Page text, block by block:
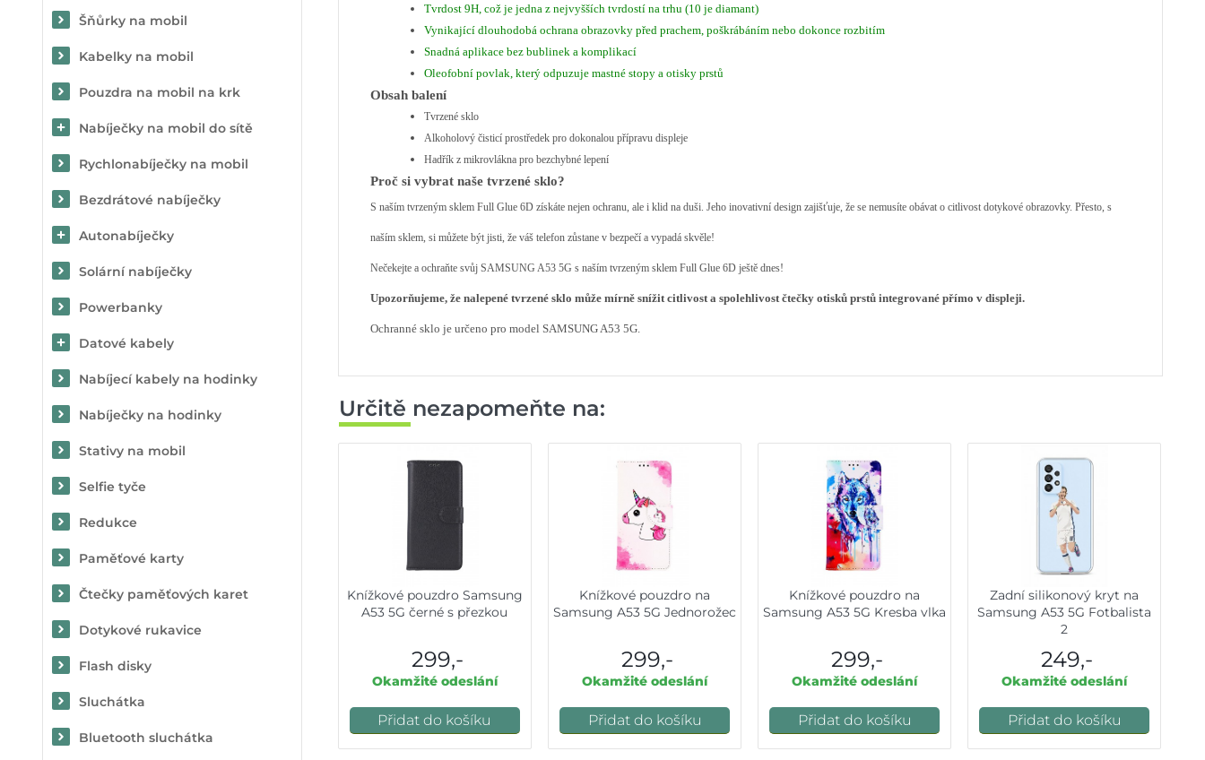
Šňůrky na mobil
Kabelky na mobil
Pouzdra na mobil na krk
Nabíječky na mobil do sítě
Rychlonabíječky na mobil
Bezdrátové nabíječky
Autonabíječky
Solární nabíječky
Powerbanky
Datové kabely
Nabíjecí kabely na hodinky
Nabíječky na hodinky
Stativy na mobil
Selfie tyče
Redukce
Paměťové karty
Čtečky paměťových karet
Dotykové rukavice
Flash disky
Sluchátka
Bluetooth sluchátka
Tvrdost 9H, což je jedna z nejvyšších tvrdostí na trhu (10 je diamant)
Vynikající dlouhodobá ochrana obrazovky před prachem, poškrábáním nebo dokonce rozbitím
Snadná aplikace bez bublinek a komplikací
Oleofobní povlak, který odpuzuje mastné stopy a otisky prstů
Obsah balení
Tvrzené sklo
Alkoholový čisticí prostředek pro dokonalou přípravu displeje
Hadřík z mikrovlákna pro bezchybné lepení
Proč si vybrat naše tvrzené sklo?
S naším tvrzeným sklem Full Glue 6D získáte nejen ochranu, ale i klid na duši. Jeho inovativní design zajišťuje, že se nemusíte obávat o citlivost dotykové obrazovky. Přesto, s
naším sklem, si můžete být jisti, že váš telefon zůstane v bezpečí a vypadá skvěle!
Nečekejte a ochraňte svůj SAMSUNG A53 5G s naším tvrzeným sklem Full Glue 6D ještě dnes!
Upozorňujeme, že nalepené tvrzené sklo může mírně snížit citlivost a spolehlivost čtečky otisků prstů integrované přímo v displeji.
Ochranné sklo je určeno pro model SAMSUNG A53 5G.
Určitě nezapomeňte na:
Knížkové pouzdro Samsung
A53 5G černé s přezkou
299,-
Okamžité odeslání
Přidat do košíku
Knížkové pouzdro na
Samsung A53 5G Jednorožec
299,-
Okamžité odeslání
Přidat do košíku
Knížkové pouzdro na
Samsung A53 5G Kresba vlka
299,-
Okamžité odeslání
Přidat do košíku
Zadní silikonový kryt na
Samsung A53 5G Fotbalista
2
249,-
Okamžité odeslání
Přidat do košíku